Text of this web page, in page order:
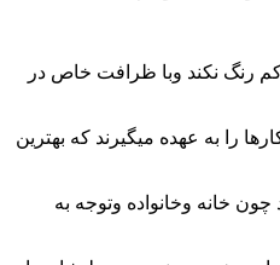
رنگ نکند وبا ظرافت خاص در
را به عهده میگیرند که بهترین
خانه وخانواده وتوجه به